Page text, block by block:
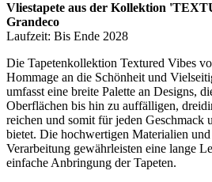
Vliestapete aus der Kollektion
Grandeco
Laufzeit: Bis Ende 2028
Die Tapetenkollektion Textured Vibes
Hommage an die Schönheit und
umfasst eine breite Palette an Designs,
Oberflächen bis hin zu auffälligen,
reichen und somit für jeden Geschmack
bietet. Die hochwertigen Materialien
Verarbeitung gewährleisten eine lange
einfache Anbringung der Tapeten.